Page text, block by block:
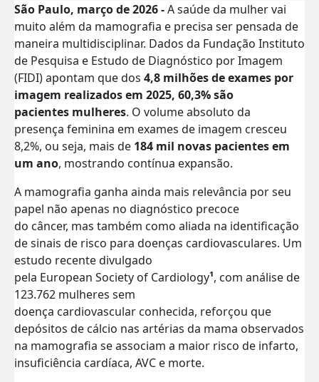
São Paulo, março de 2026 -A saúde da mulher vai
muito além da mamografia e precisa ser pensada de
maneira multidisciplinar. Dados da Fundação Instituto
de Pesquisa e Estudo de Diagnóstico por Imagem
(FIDI) apontam que dos 4,8 milhões de exames por
imagem realizados em 2025, 60,3% são
pacientes mulheres. O volume absoluto da
presença feminina em exames de imagem cresceu
8,2%, ou seja, mais de 184 mil novas pacientes em
um ano, mostrando contínua expansão.
A mamografia ganha ainda mais relevância por seu
papel não apenas no diagnóstico precoce
do câncer, mas também como aliada na identificação
de sinais de risco para doenças cardiovasculares. Um
estudo recente divulgado
pela European Society of Cardiology¹, com análise de
123.762 mulheres sem
doença cardiovascular conhecida, reforçou que
depósitos de cálcio nas artérias da mama observados
na mamografia se associam a maior risco de infarto,
insuficiência cardíaca, AVC e morte.